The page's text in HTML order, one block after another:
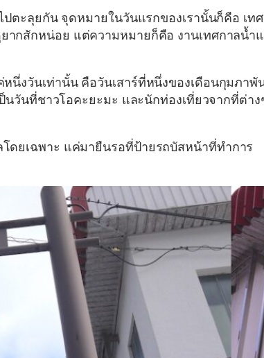
ปตะลุยกัน จุดหมายในวันแรกของเรานั้นก็คือ เทศ
ากสักหน่อย แต่ความหมายก็คือ งานเทศกาลน้ำ
นึ่งวันเท่านั้น คือวันเสาร์ที่หนึ่งของเดือนกุมภาพั
นวันที่ชาวโอคะยะมะ และนักท่องเที่ยวจากที่ต่าง
โดยเฉพาะ แค่มายืนรอที่ป้ายรถบัสหน้าที่ทำการ